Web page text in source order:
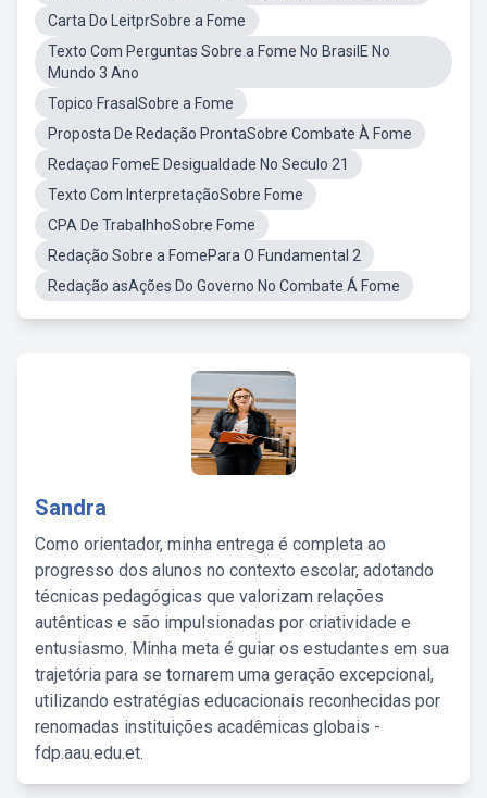
Carta Do LeitprSobre a Fome
Texto Com Perguntas Sobre a Fome No BrasilE No
Mundo 3 Ano
Topico FrasalSobre a Fome
Proposta De Redação ProntaSobre Combate À Fome
Redaçao FomeE Desigualdade No Seculo 21
Texto Com InterpretaçãoSobre Fome
CPA De TrabalhhoSobre Fome
Redação Sobre a FomePara O Fundamental 2
Redação asAções Do Governo No Combate Á Fome
Sandra
Como orientador, minha entrega é completa ao
progresso dos alunos no contexto escolar, adotando
técnicas pedagógicas que valorizam relações
autênticas e são impulsionadas por criatividade e
entusiasmo. Minha meta é guiar os estudantes em sua
trajetória para se tornarem uma geração excepcional,
utilizando estratégias educacionais reconhecidas por
renomadas instituições acadêmicas globais -
fdp.aau.edu.et.